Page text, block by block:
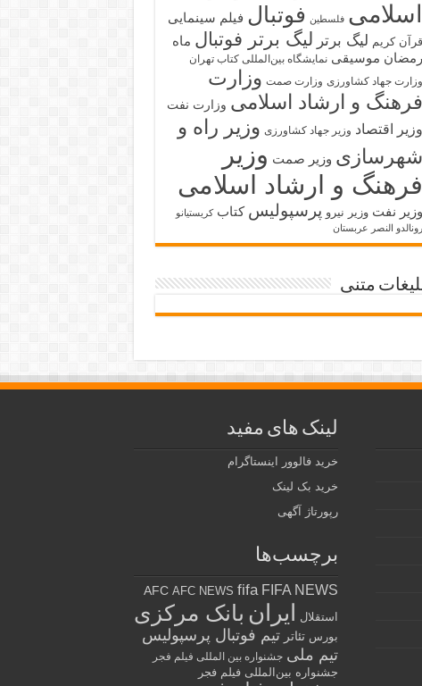
اسلامی فلسطین فوتبال فیلم سینمایی
قرآن کریم لیگ برتر لیگ برتر فوتبال ماه
رمضان موسیقی نمایشگاه بین‌المللی کتاب تهران
وزارت جهاد کشاورزی وزارت صمت وزارت
فرهنگ و ارشاد اسلامی وزارت نفت
وزیر اقتصاد وزیر جهاد کشاورزی وزیر راه و
شهرسازی وزیر صمت وزیر
فرهنگ و ارشاد اسلامی
وزیر نفت وزیر نیرو پرسپولیس کتاب کریستیانو
رونالدو النصر عربستان
متنی
لینک های مفید
خرید فالوور اینستاگرام
خرید بک لینک
رپورتاژ آگهی
برچسب‌ها
AFC AFC NEWS fifa FIFA NEWS
استقلال ایران بانک مرکزی
بورس تئاتر تیم فوتبال پرسپولیس
تیم ملی جشنواره بین المللی فیلم فجر
جشنواره بین‌المللی فیلم فجر